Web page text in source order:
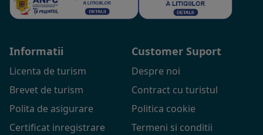
Informatii
Licenta de turism
Brevet de turism
Polita de asigurare
Certificat inregistrare
Customer Suport
Despre noi
Contract cu turistul
Politica cookie
Termeni si conditii